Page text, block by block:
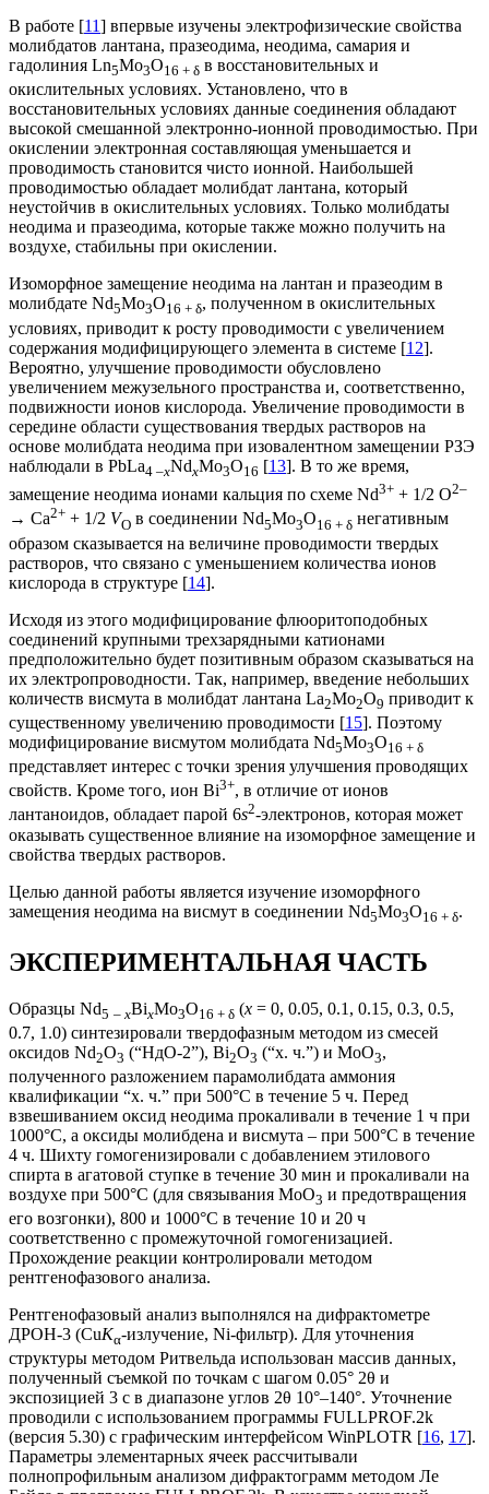
В работе [11] впервые изучены электрофизические свойства
молибдатов лантана, празеодима, неодима, самария и
гадолиния Ln5Mo3O16 + δ в восстановительных и
окислительных условиях. Установлено, что в
восстановительных условиях данные соединения обладают
высокой смешанной электронно-ионной проводимостью. При
окислении электронная составляющая уменьшается и
проводимость становится чисто ионной. Наибольшей
проводимостью обладает молибдат лантана, который
неустойчив в окислительных условиях. Только молибдаты
неодима и празеодима, которые также можно получить на
воздухе, стабильны при окислении.
Изоморфное замещение неодима на лантан и празеодим в
молибдате Nd5Mo3O16 + δ, полученном в окислительных
условиях, приводит к росту проводимости с увеличением
содержания модифицирующего элемента в системе [12].
Вероятно, улучшение проводимости обусловлено
увеличением межузельного пространства и, соответственно,
подвижности ионов кислорода. Увеличение проводимости в
середине области существования твердых растворов на
основе молибдата неодима при изовалентном замещении РЗЭ
наблюдали в PbLa4 –xNdxMo3O16 [13]. В то же время,
замещение неодима ионами кальция по схеме Nd3+ + 1/2 O2–
→ Ca2+ + 1/2 VO в соединении Nd5Mo3O16 + δ негативным
образом сказывается на величине проводимости твердых
растворов, что связано с уменьшением количества ионов
кислорода в структуре [14].
Исходя из этого модифицирование флюоритоподобных
соединений крупными трехзарядными катионами
предположительно будет позитивным образом сказываться на
их электропроводности. Так, например, введение небольших
количеств висмута в молибдат лантана La2Mo2O9 приводит к
существенному увеличению проводимости [15]. Поэтому
модифицирование висмутом молибдата Nd5Mo3O16 + δ
представляет интерес с точки зрения улучшения проводящих
свойств. Кроме того, ион Bi3+, в отличие от ионов
лантаноидов, обладает парой 6s2-электронов, которая может
оказывать существенное влияние на изоморфное замещение и
свойства твердых растворов.
Целью данной работы является изучение изоморфного
замещения неодима на висмут в соединении Nd5Mo3O16 + δ.
ЭКСПЕРИМЕНТАЛЬНАЯ ЧАСТЬ
Образцы Nd5 – xBixMo3O16 + δ (x = 0, 0.05, 0.1, 0.15, 0.3, 0.5,
0.7, 1.0) синтезировали твердофазным методом из смесей
оксидов Nd2O3 (“НдО-2”), Bi2O3 (“х. ч.”) и MoO3,
полученного разложением парамолибдата аммония
квалификации “х. ч.” при 500°С в течение 5 ч. Перед
взвешиванием оксид неодима прокаливали в течение 1 ч при
1000°С, а оксиды молибдена и висмута – при 500°С в течение
4 ч. Шихту гомогенизировали с добавлением этилового
спирта в агатовой ступке в течение 30 мин и прокаливали на
воздухе при 500°С (для связывания MoO3 и предотвращения
его возгонки), 800 и 1000°С в течение 10 и 20 ч
соответственно с промежуточной гомогенизацией.
Прохождение реакции контролировали методом
рентгенофазового анализа.
Рентгенофазовый анализ выполнялся на дифрактометре
ДРОН-3 (CuKα-излучение, Ni-фильтр). Для уточнения
структуры методом Ритвельда использован массив данных,
полученный съемкой по точкам с шагом 0.05° 2θ и
экспозицией 3 с в диапазоне углов 2θ 10°–140°. Уточнение
проводили с использованием программы FULLPROF.2k
(версия 5.30) с графическим интерфейсом WinPLOTR [16, 17].
Параметры элементарных ячеек рассчитывали
полнопрофильным анализом дифрактограмм методом Ле